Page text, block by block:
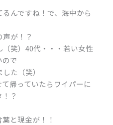
んですね！で、海中から
が！？
（笑）40代・・・若い女性
で
た（笑）
帰っていたらワイパーに
？
と現金が！！